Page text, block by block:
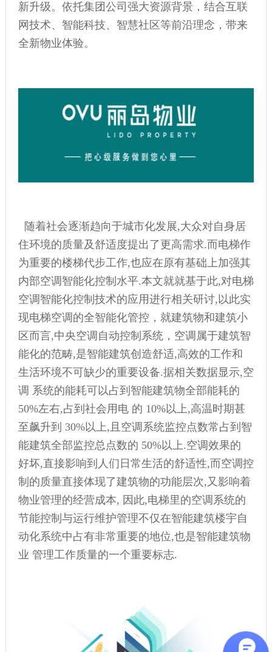
新升级。依托集团公司强大资源背景，结合互联
网技术、智能科技、智慧社区等前沿理念，带来
全新物业体验。
随着社会逐渐趋向于城市化发展,大众对自身居
住环境的质量及舒适度提出了更高需求.而电梯作
为重要的楼梯代步工作,也应在原有基础上加强其
内部空调智能化控制水平.本文就就基于此,对电梯
空调智能化控制技术的应用进行相关研讨,以此实
现电梯空调的全智能化管控，就建筑物和建筑小
区而言,中央空调自动控制系统，空调属于建筑智
能化的范畴,是智能建筑创造舒适,高效的工作和
生活环境不可缺少的重要设备.据相关数据显示,空
调 系统的能耗可以占到智能建筑物全部能耗的
50%左右,占到社会用电 的 10%以上,高温时期甚
至飙升到 30%以上,且空调系统监控点数常占到智
能建筑全部监控总点数的 50%以上.空调效果的
好坏,直接影响到人们日常生活的舒适性,而空调控
制的质量直接体现了建筑物的功能层次,又影响着
物业管理的经营成本, 因此,电梯里的空调系统的
节能控制与运行维护管理不仅在智能建筑楼宇自
动化系统中占有非常重要的地位,也是智能建筑物
业 管理工作质量的一个重要标志.